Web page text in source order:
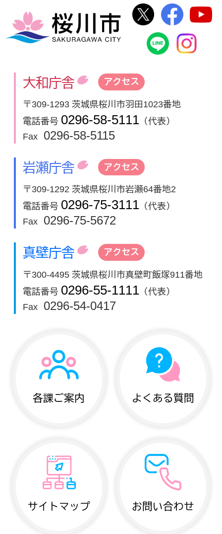
桜川市
桜川市公式
桜川
桜川市公
大和庁舎 アクセス
〒309-1293 茨城県桜川市羽田1023番地
電話番号 0296-58-5111 （代表）
Fax
0296-58-5115
岩瀬庁舎 アクセス
〒309-1292 茨城県桜川市岩瀬64番地2
電話番号 0296-75-3111 （代表）
Fax
0296-75-5672
真壁庁舎 アクセス
〒300-4495 茨城県桜川市真壁町飯塚911番地
電話番号 0296-55-1111 （代表）
Fax
0296-54-0417
各課ご案内 よくある質問
サイトマップ お問い合わせ